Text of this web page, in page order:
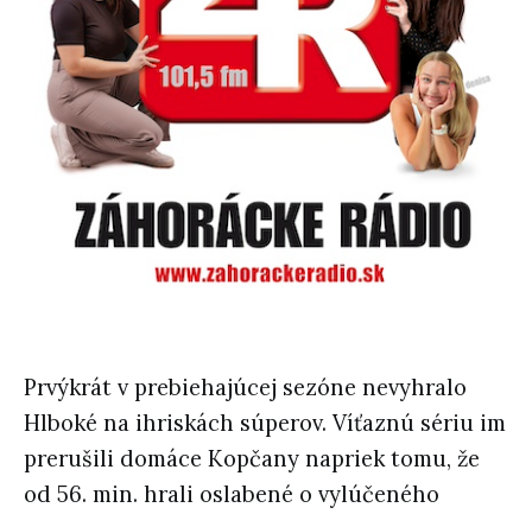
Prvýkrát v prebiehajúcej sezóne nevyhralo
Hlboké na ihriskách súperov. Víťaznú sériu im
prerušili domáce Kopčany napriek tomu, že
od 56. min. hrali oslabené o vylúčeného